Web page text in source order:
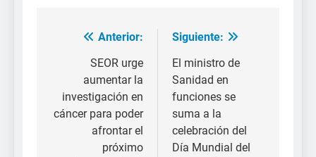
Navegación
entradas
Anterior:
SEOR urge
aumentar la
investigación en
cáncer para poder
afrontar el
próximo
Siguiente:
El ministro de
Sanidad en
funciones se
suma a la
celebración del
Día Mundial del